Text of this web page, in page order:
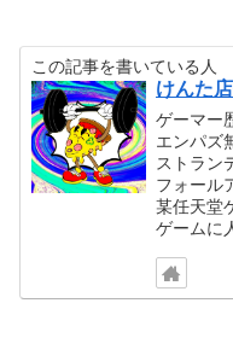
この記事を書いている人
けんた
ゲーマー
エンパズ
ストラン
フォール
某任天堂
ゲームに